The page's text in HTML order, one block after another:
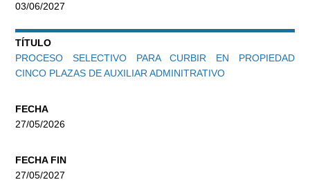
03/06/2027
TÍTULO
PROCESO SELECTIVO PARA CURBIR EN PROPIEDAD
CINCO PLAZAS DE AUXILIAR ADMINITRATIVO
FECHA
27/05/2026
FECHA FIN
27/05/2027